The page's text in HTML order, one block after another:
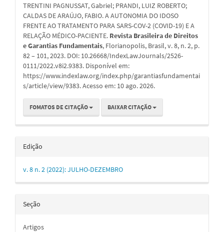
artigo
TRENTINI PAGNUSSAT, Gabriel; PRANDI, LUIZ ROBERTO;
CALDAS DE ARAÚJO, FABIO. A AUTONOMIA DO IDOSO
FRENTE AO TRATAMENTO PARA SARS-COV-2 (COVID-19) E A
RELAÇÃO MÉDICO-PACIENTE. Revista Brasileira de Direitos
e Garantias Fundamentais, Florianopolis, Brasil, v. 8, n. 2, p.
82 – 101, 2023. DOI: 10.26668/IndexLawJournals/2526-
0111/2022.v8i2.9383. Disponível em:
https://www.indexlaw.org/index.php/garantiasfundamentai
s/article/view/9383. Acesso em: 10 ago. 2026.
FOMATOS DE CITAÇÃO BAIXAR CITAÇÃO
Edição
v. 8 n. 2 (2022): JULHO-DEZEMBRO
Seção
Artigos